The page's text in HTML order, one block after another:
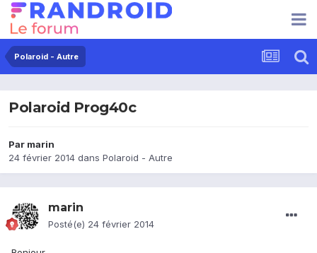
Polaroid - Autre
Polaroid Prog40c
Par marin
24 février 2014 dans Polaroid - Autre
marin
Posté(e) 24 février 2014